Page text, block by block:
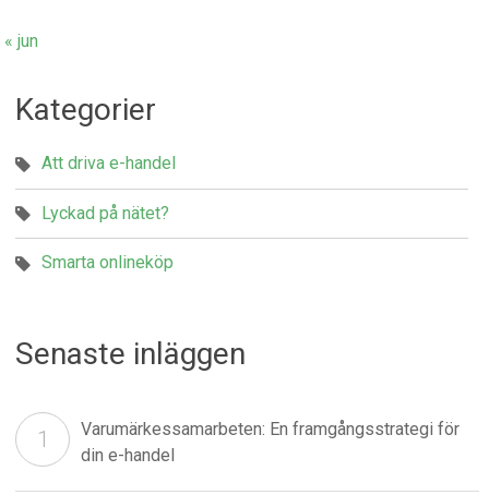
« jun
Kategorier
Att driva e-handel
Lyckad på nätet?
Smarta onlineköp
Senaste inläggen
Varumärkessamarbeten: En framgångsstrategi för
din e-handel